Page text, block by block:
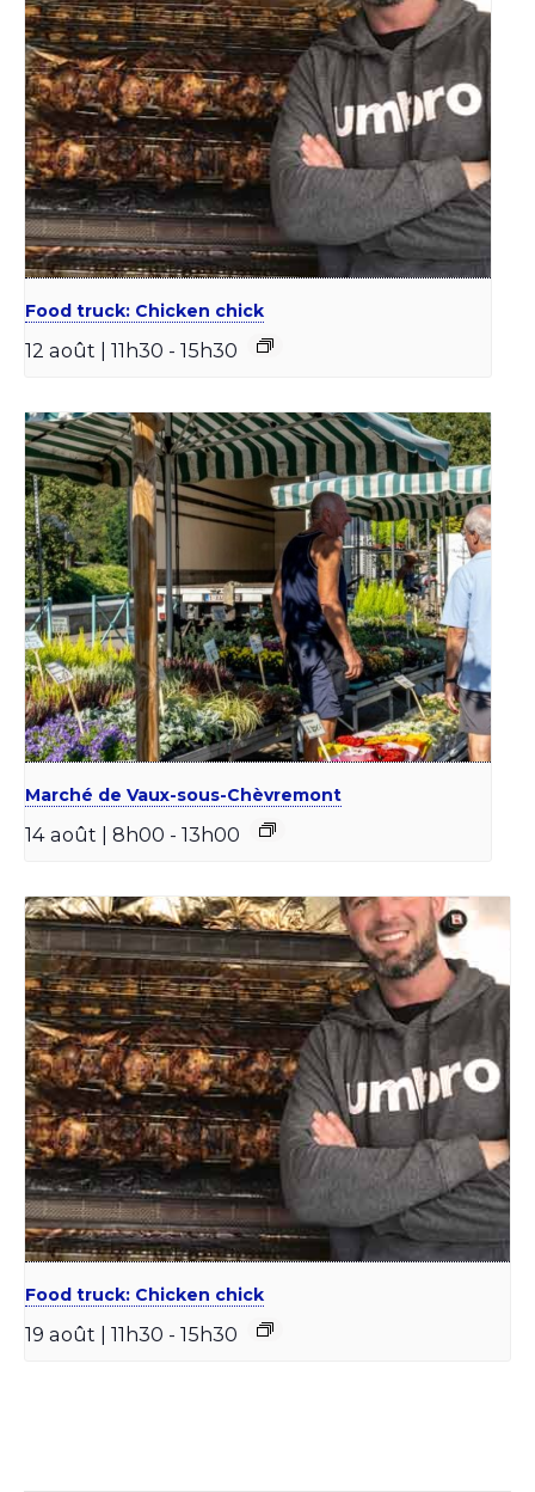
Food truck: Chicken chick
12 août | 11h30 - 15h30
Marché de Vaux-sous-Chèvremont
14 août | 8h00 - 13h00
Food truck: Chicken chick
19 août | 11h30 - 15h30